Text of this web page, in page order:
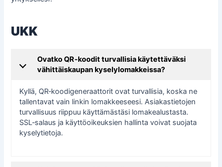
UKK
Ovatko QR‑koodit turvallisia käytettäväksi
vähittäiskaupan kyselylomakkeissa?
Kyllä, QR‑koodigeneraattorit ovat turvallisia, koska ne
tallentavat vain linkin lomakkeeseesi. Asiakastietojen
turvallisuus riippuu käyttämästäsi lomakealustasta.
SSL‑salaus ja käyttöoikeuksien hallinta voivat suojata
kyselytietoja.